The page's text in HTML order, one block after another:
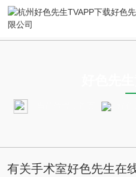
有关手术室好色先生在